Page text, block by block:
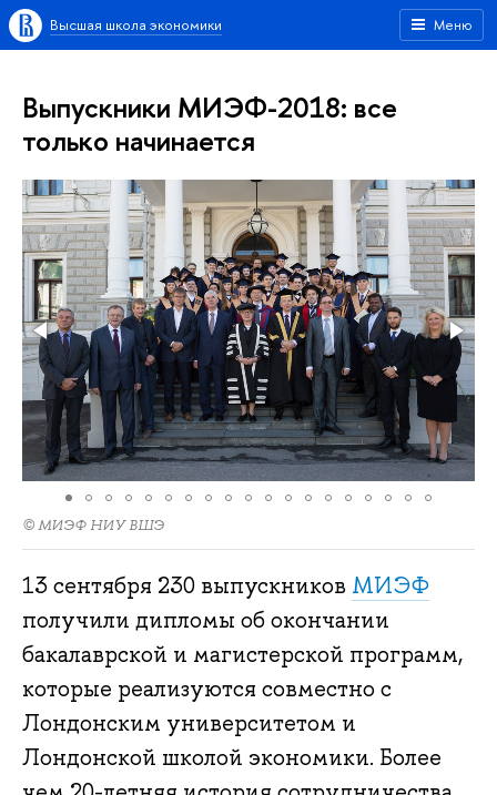
Меню
Высшая школа экономики
Выпускники МИЭФ-2018: все
только начинается
© МИЭФ НИУ ВШЭ
13 сентября 230 выпускников МИЭФ
получили дипломы об окончании
бакалаврской и магистерской программ,
которые реализуются совместно с
Лондонским университетом и
Лондонской школой экономики. Более